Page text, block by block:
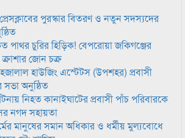
পুরস্কার বিতরণ ও নতুন সদস্যদের
পাথর চুরির হিড়িক! বেপরোয়া জকিগঞ্জের
জোন চক্র
হাউজিং এস্টেটস (উপশহর) প্রবাসী
সভা অনুষ্ঠিত
নিহত কানাইঘাটের প্রবাসী পাঁচ পরিবারকে
নগদ সহায়তা
মানুষের সমান অধিকার ও ধর্মীয় মুল্যবোধে